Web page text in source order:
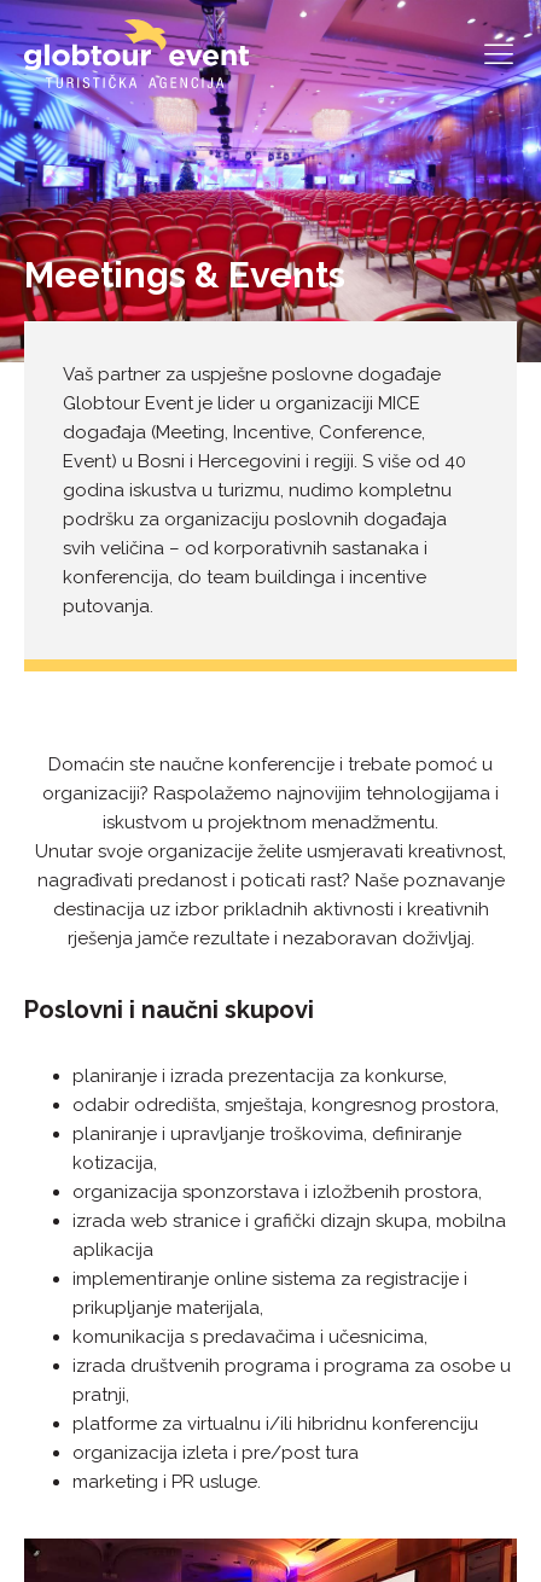
Meetings & Events
Vaš partner za uspješne poslovne događaje
Globtour Event je lider u organizaciji MICE
događaja (Meeting, Incentive, Conference,
Event) u Bosni i Hercegovini i regiji. S više od 40
godina iskustva u turizmu, nudimo kompletnu
podršku za organizaciju poslovnih događaja
svih veličina – od korporativnih sastanaka i
konferencija, do team buildinga i incentive
putovanja.
Domaćin ste naučne konferencije i trebate pomoć u
organizaciji? Raspolažemo najnovijim tehnologijama i
iskustvom u projektnom menadžmentu.
Unutar svoje organizacije želite usmjeravati kreativnost,
nagrađivati predanost i poticati rast? Naše poznavanje
destinacija uz izbor prikladnih aktivnosti i kreativnih
rješenja jamče rezultate i nezaboravan doživljaj.
Poslovni i naučni skupovi
planiranje i izrada prezentacija za konkurse,
odabir odredišta, smještaja, kongresnog prostora,
planiranje i upravljanje troškovima, definiranje
kotizacija,
organizacija sponzorstava i izložbenih prostora,
izrada web stranice i grafički dizajn skupa, mobilna
aplikacija
implementiranje online sistema za registracije i
prikupljanje materijala,
komunikacija s predavačima i učesnicima,
izrada društvenih programa i programa za osobe u
pratnji,
platforme za virtualnu i/ili hibridnu konferenciju
organizacija izleta i pre/post tura
marketing i PR usluge.